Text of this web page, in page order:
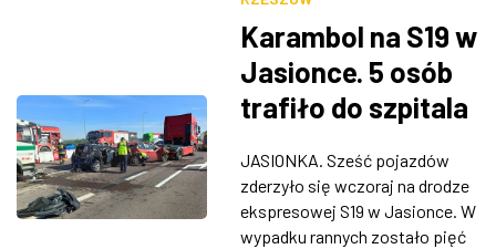
Karambol na S19 w
Jasionce. 5 osób
trafiło do szpitala
JASIONKA. Sześć pojazdów
zderzyło się wczoraj na drodze
ekspresowej S19 w Jasionce. W
wypadku rannych zostało pięć